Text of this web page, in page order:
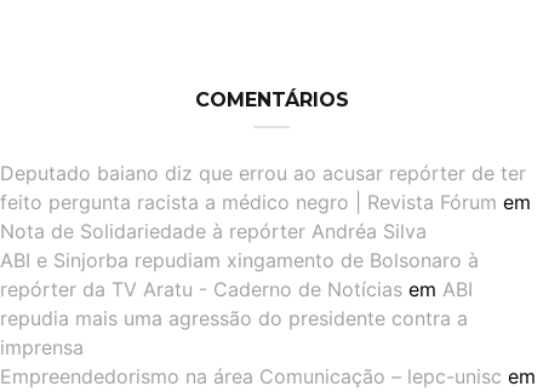
COMENTÁRIOS
Deputado baiano diz que errou ao acusar repórter de ter
feito pergunta racista a médico negro | Revista Fórum em
Nota de Solidariedade à repórter Andréa Silva
ABI e Sinjorba repudiam xingamento de Bolsonaro à
repórter da TV Aratu - Caderno de Notícias em ABI
repudia mais uma agressão do presidente contra a
imprensa
Empreendedorismo na área Comunicação – lepc-unisc em